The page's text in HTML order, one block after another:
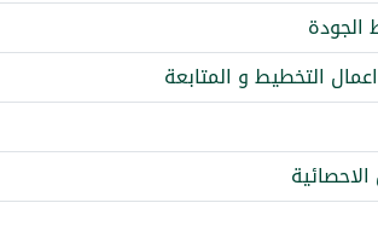
الجودة
التخطيط و المتابعة